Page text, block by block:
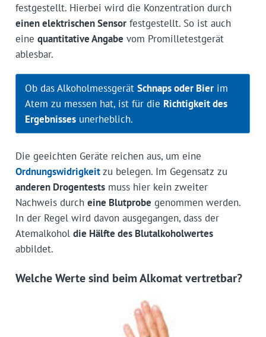
festgestellt. Hierbei wird die Konzentration durch
einen elektrischen Sensorfestgestellt. So ist auch
eine quantitative Angabe vom Promilletestgerät
ablesbar.
Ob das Alkoholmessgerät Schnaps oder Bierim
Atem zu messen hat, ist für die Richtigkeit des
Ergebnissesunerheblich.
Die geeichten Geräte reichen aus, um eine
Ordnungswidrigkeitzu belegen. Im Gegensatz zu
anderen Drogentestsmuss hier kein zweiter
Nachweis durch eine Blutprobe genommen werden.
In der Regel wird davon ausgegangen, dass der
Atemalkohol die Hälfte des Blutalkoholwertes
abbildet.
Welche Werte sind beim Alkomat vertretbar?